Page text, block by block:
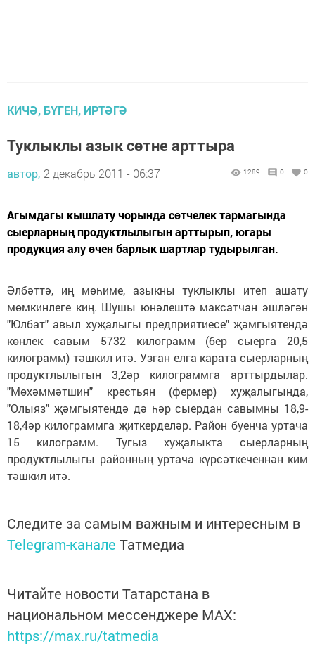
КИЧӘ, БҮГЕН, ИРТӘГӘ
Туклыклы азык сөтне арттыра
автор, 2 декабрь 2011 - 06:37 1289 0 0
Агымдагы кышлату чорында сөтчелек тармагында
сыерларның продуктлылыгын арттырып, югары
продукция алу өчен барлык шартлар тудырылган.
Әлбәттә, иң мөһиме, азыкны туклыклы итеп ашату
мөмкинлеге киң. Шушы юнәлештә максатчан эшләгән
"Юлбат" авыл хуҗалыгы предприятиесе" җәмгыятендә
көнлек савым 5732 килограмм (бер сыерга 20,5
килограмм) тәшкил итә. Узган елга карата сыерларның
продуктлылыгын 3,2әр килограммга арттырдылар.
"Мөхәммәтшин" крестьян (фермер) хуҗалыгында,
"Олыяз" җәмгыятендә дә һәр сыердан савымны 18,9-
18,4әр килограммга җиткерделәр. Район буенча уртача
15 килограмм. Тугыз хуҗалыкта сыерларның
продуктлылыгы районның уртача күрсәткеченнән ким
тәшкил итә.
Следите за самым важным и интересным в
Telegram-канале Татмедиа
Читайте новости Татарстана в
национальном мессенджере MАХ:
https://max.ru/tatmedia